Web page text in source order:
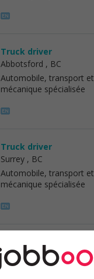
Truck driver
Abbotsford , BC
Automobile, transport et
mécanique spécialisée
Truck driver
Surrey , BC
Automobile, transport et
mécanique spécialisée
Abbotsford , BC
Automobile, transport et